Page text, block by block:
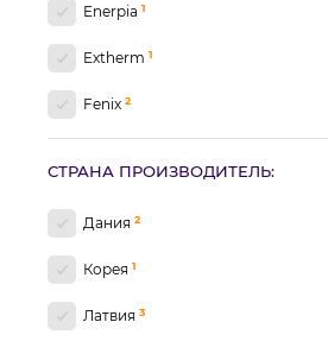
Enerpia 1
Extherm 1
Fenix 2
СТРАНА ПРОИЗВОДИТЕЛЬ:
Дания 2
Корея 1
Латвия 3